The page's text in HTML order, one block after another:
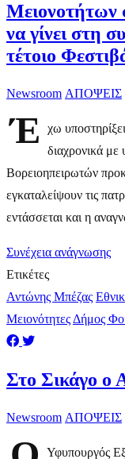
Μειονοτήτων
να γίνει στη
τέτοιο
Newsroom ΑΠΟΨΕΙΣ
Έ
χω
διαχρονικά με
Βορειοηπειρωτών
εγκαταλείψουν τις
εντάσσεται και η
Συνέχεια ανάγνωσης
Ετικέτες
Αντώνης Μπέζας
Μειονότητες Δήμος
Στο Σικάγο ο
Newsroom ΑΠΟΨΕΙΣ
Υφυπουργός